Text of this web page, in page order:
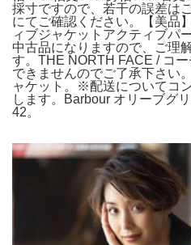
採寸ですので、若干の誤差は
にてご確認ください。【美品
ィブジャケットアクティブパ
中古品になりますので、ご理
す。THE NORTH FACE / コ
できませんのでご了承下さい
ャケット。※配送についてコ
します。Barbour オリーブグ
42。